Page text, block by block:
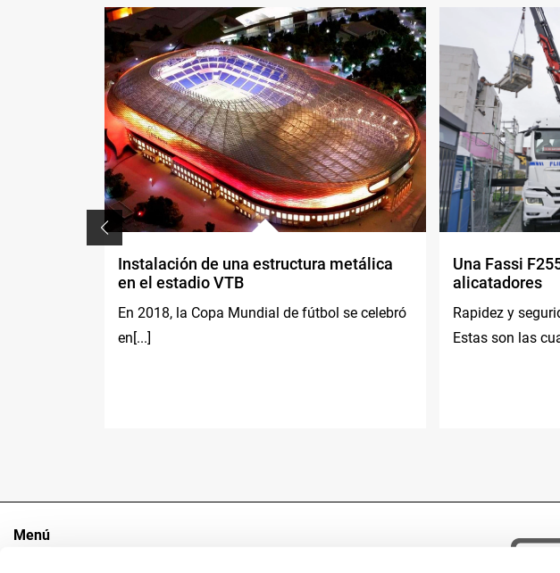
Instalación de una estructura metálica
en el estadio VTB
En 2018, la Copa Mundial de fútbol se celebró
en[...]
Una Fassi
alicatadores
Rapidez y
Estas son las
Menú